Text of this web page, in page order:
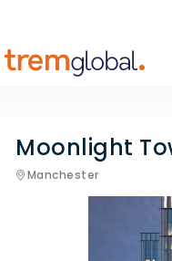
Moonlight
Manchester